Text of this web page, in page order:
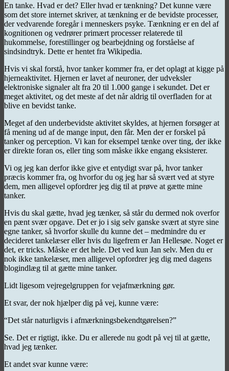
En tanke. Hvad er det? Eller hvad er tænkning? Det kunne være
som det store internet skriver, at tænkning er de bevidste processer,
der vedvarende foregår i menneskers psyke. Tænkning er en del af
kognitionen og vedrører primært processer relaterede til
hukommelse, forestillinger og bearbejdning og forståelse af
sindsindtryk. Dette er hentet fra Wikipedia.
Hvis vi skal forstå, hvor tanker kommer fra, er det oplagt at kigge på
hjerneaktivitet. Hjernen er lavet af neuroner, der udveksler
elektroniske signaler alt fra 20 til 1.000 gange i sekundet. Det er
meget aktivitet, og det meste af det når aldrig til overfladen for at
blive en bevidst tanke.
Meget af den underbevidste aktivitet skyldes, at hjernen forsøger at
få mening ud af de mange input, den får. Men der er forskel på
tanker og perception. Vi kan for eksempel tænke over ting, der ikke
er direkte foran os, eller ting som måske ikke engang eksisterer.
Vi og jeg kan derfor ikke give et entydigt svar på, hvor tanker
præcis kommer fra, og hvorfor du og jeg har så svært ved at styre
dem, men alligevel opfordrer jeg dig til at prøve at gætte mine
tanker.
Hvis du skal gætte, hvad jeg tænker, så står du dermed nok overfor
en pænt svær opgave. Det er jo i sig selv ganske svært at styre sine
egne tanker, så hvorfor skulle du kunne det – medmindre du er
decideret tankelæser eller hvis du ligefrem er Jan Hellesøe. Noget er
det, er tricks. Måske er det hele. Det ved kun Jan selv. Men du er
nok ikke tankelæser, men alligevel opfordrer jeg dig med dagens
blogindlæg til at gætte mine tanker.
Lidt ligesom vejregelgruppen for vejafmærkning gør.
Et svar, der nok hjælper dig på vej, kunne være:
“Det står naturligvis i afmærkningsbekendtgørelsen?”
Se. Det er rigtigt, ikke. Du er allerede nu godt på vej til at gætte,
hvad jeg tænker.
Et andet svar kunne være: